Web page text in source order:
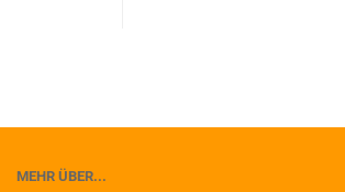
MEHR ÜBER...